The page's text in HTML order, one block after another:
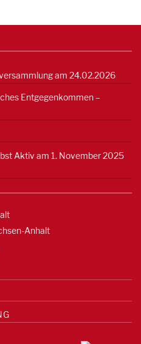
am 24.02.2026
Entgegenkommen –
Aktiv am 1. November 2025
Anhalt